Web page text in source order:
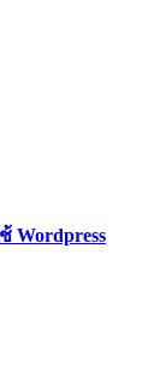
Wordpress